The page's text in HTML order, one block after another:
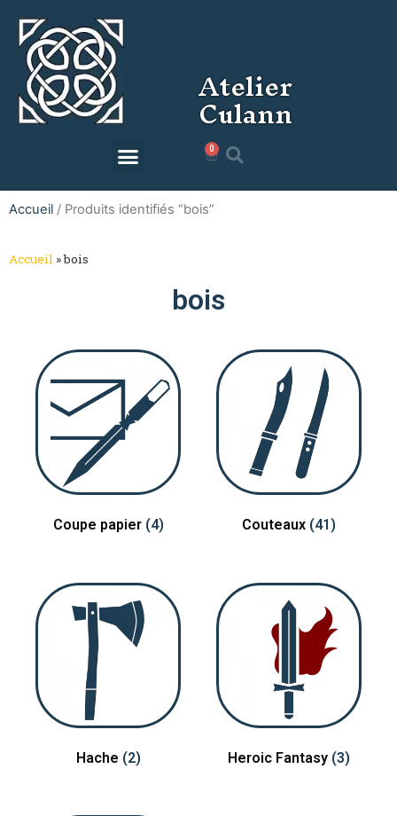
Atelier
Culann
0
Accueil / Produits identifiés “bois”
Accueil »bois
bois
Coupe papier (4) Couteaux (41)
Hache (2) Heroic Fantasy (3)